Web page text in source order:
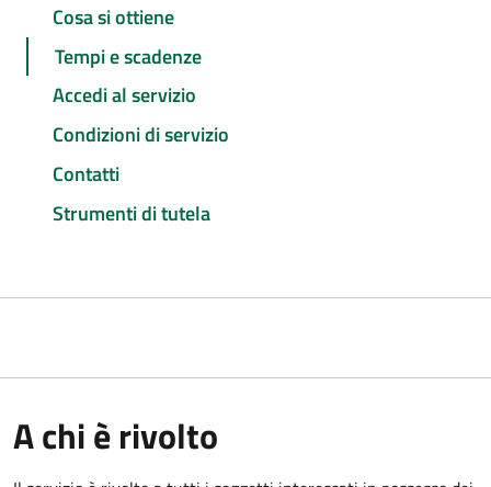
Cosa si ottiene
Tempi e scadenze
Accedi al servizio
Condizioni di servizio
Contatti
Strumenti di tutela
A chi è rivolto